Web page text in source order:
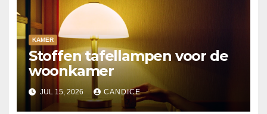
KAMER
Stoffen tafellampen voor de
woonkamer
JUL 15, 2026 CANDICE